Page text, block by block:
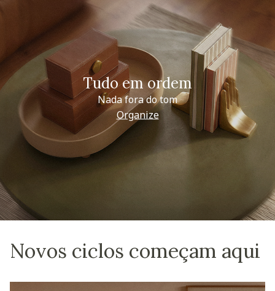
Tudo em ordem
Nada fora do tom
Organize
Novos ciclos começam aqui